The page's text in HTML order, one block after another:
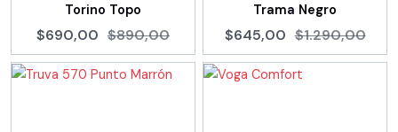
Torino Topo
$690,00 $890,00
Trama Negro
$645,00 $1.290,00